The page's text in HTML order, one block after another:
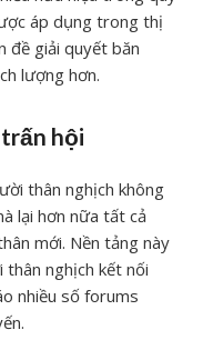
áp dụng trong thị
đề giải quyết băn
lượng hơn.
hội
thân nghịch không
lại hơn nữa tất cả
mới. Nền tảng này
thân nghịch kết nối
nhiều số forums